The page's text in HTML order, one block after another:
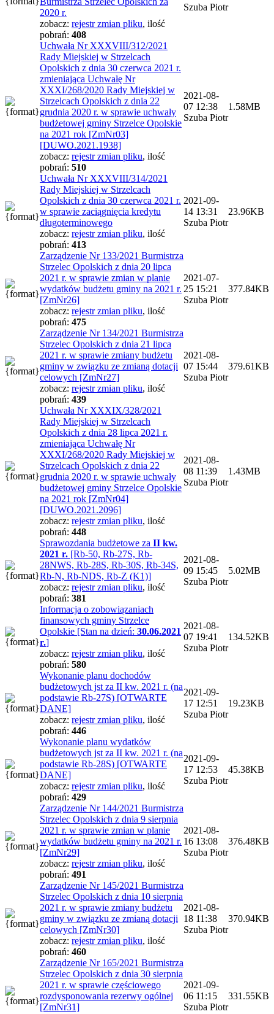
2020 r.
zobacz: rejestr zmian pliku, ilość
pobrań: 408
Szuba Piotr
Uchwała Nr XXXVIII/312/2021
Rady Miejskiej w Strzelcach
Opolskich z dnia 30 czerwca 2021 r.
zmieniająca Uchwałę Nr
XXXI/268/2020 Rady Miejskiej w
Strzelcach Opolskich z dnia 22
grudnia 2020 r. w sprawie uchwały
budżetowej gminy Strzelce Opolskie
na 2021 rok [ZmNr03]
[DUWO.2021.1938]
zobacz: rejestr zmian pliku, ilość
pobrań: 510
2021-08-
07 12:38
Szuba Piotr
1.58MB
Uchwała Nr XXXVIII/314/2021
Rady Miejskiej w Strzelcach
Opolskich z dnia 30 czerwca 2021 r.
w sprawie zaciągnięcia kredytu
długoterminowego
zobacz: rejestr zmian pliku, ilość
pobrań: 413
2021-09-
14 13:31
Szuba Piotr
23.96KB
Zarządzenie Nr 133/2021 Burmistrza
Strzelec Opolskich z dnia 20 lipca
2021 r. w sprawie zmian w planie
wydatków budżetu gminy na 2021 r.
[ZmNr26]
zobacz: rejestr zmian pliku, ilość
pobrań: 475
2021-07-
25 15:21
Szuba Piotr
377.84KB
Zarządzenie Nr 134/2021 Burmistrza
Strzelec Opolskich z dnia 21 lipca
2021 r. w sprawie zmiany budżetu
gminy w związku ze zmianą dotacji
celowych [ZmNr27]
zobacz: rejestr zmian pliku, ilość
pobrań: 439
2021-08-
07 15:44
Szuba Piotr
379.61KB
Uchwała Nr XXXIX/328/2021
Rady Miejskiej w Strzelcach
Opolskich z dnia 28 lipca 2021 r.
zmieniająca Uchwałę Nr
XXXI/268/2020 Rady Miejskiej w
Strzelcach Opolskich z dnia 22
grudnia 2020 r. w sprawie uchwały
budżetowej gminy Strzelce Opolskie
na 2021 rok [ZmNr04]
[DUWO.2021.2096]
zobacz: rejestr zmian pliku, ilość
pobrań: 448
2021-08-
08 11:39
Szuba Piotr
1.43MB
Sprawozdania budżetowe za II kw.
2021 r. [Rb-50, Rb-27S, Rb-
28NWS, Rb-28S, Rb-30S, Rb-34S,
Rb-N, Rb-NDS, Rb-Z (K1)]
zobacz: rejestr zmian pliku, ilość
pobrań: 381
2021-08-
09 15:45
Szuba Piotr
5.02MB
Informacja o zobowiązaniach
finansowych gminy Strzelce
Opolskie [Stan na dzień: 30.06.2021
r.]
zobacz: rejestr zmian pliku, ilość
pobrań: 580
2021-08-
07 19:41
Szuba Piotr
134.52KB
Wykonanie planu dochodów
budżetowych jst za II kw. 2021 r. (na
podstawie Rb-27S) [OTWARTE
DANE]
zobacz: rejestr zmian pliku, ilość
pobrań: 446
2021-09-
17 12:51
Szuba Piotr
19.23KB
Wykonanie planu wydatków
budżetowych jst za II kw. 2021 r. (na
podstawie Rb-28S) [OTWARTE
DANE]
zobacz: rejestr zmian pliku, ilość
pobrań: 429
2021-09-
17 12:53
Szuba Piotr
45.38KB
Zarządzenie Nr 144/2021 Burmistrza
Strzelec Opolskich z dnia 9 sierpnia
2021 r. w sprawie zmian w planie
wydatków budżetu gminy na 2021 r.
[ZmNr29]
zobacz: rejestr zmian pliku, ilość
pobrań: 491
2021-08-
16 13:08
Szuba Piotr
376.48KB
Zarządzenie Nr 145/2021 Burmistrza
Strzelec Opolskich z dnia 10 sierpnia
2021 r. w sprawie zmiany budżetu
gminy w związku ze zmianą dotacji
celowych [ZmNr30]
zobacz: rejestr zmian pliku, ilość
pobrań: 460
2021-08-
18 11:38
Szuba Piotr
370.94KB
Zarządzenie Nr 165/2021 Burmistrza
Strzelec Opolskich z dnia 30 sierpnia
2021 r. w sprawie częściowego
rozdysponowania rezerwy ogólnej
[ZmNr31]
2021-09-
06 11:15
Szuba Piotr
331.55KB